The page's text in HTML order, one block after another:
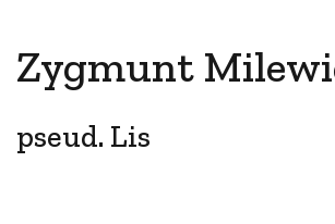
Zygmunt
pseud. Lis